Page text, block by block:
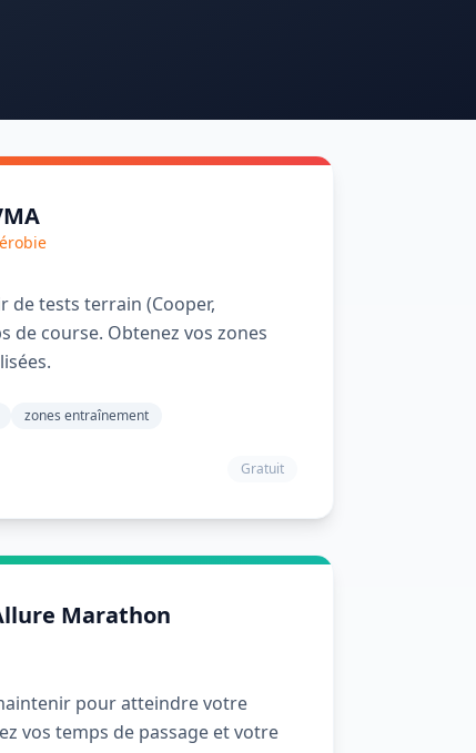
de tests terrain (Cooper,
de course. Obtenez vos zones
zones entraînement
Gratuit
Marathon
pour atteindre votre
vos temps de passage et votre